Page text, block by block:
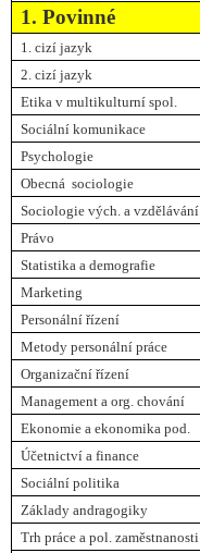
1. Povinné
1. cizí jazyk
2. cizí jazyk
Etika v multikulturní spol.
Sociální komunikace
Psychologie
Obecná sociologie
Sociologie vých. a vzdělávání
Právo
Statistika a demografie
Marketing
Personální řízení
Metody personální práce
Organizační řízení
Management a org. chování
Ekonomie a ekonomika pod.
Účetnictví a finance
Sociální politika
Základy andragogiky
Trh práce a pol. zaměstnanosti